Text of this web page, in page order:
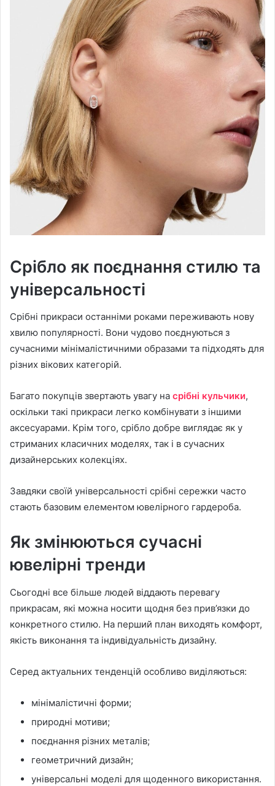
Срібло як поєднання стилю та
універсальності
Срібні прикраси останніми роками переживають нову
хвилю популярності. Вони чудово поєднуються з
сучасними мінімалістичними образами та підходять для
різних вікових категорій.
Багато покупців звертають увагу на срібні кульчики,
оскільки такі прикраси легко комбінувати з іншими
аксесуарами. Крім того, срібло добре виглядає як у
стриманих класичних моделях, так і в сучасних
дизайнерських колекціях.
Завдяки своїй універсальності срібні сережки часто
стають базовим елементом ювелірного гардероба.
Як змінюються сучасні
ювелірні тренди
Сьогодні все більше людей віддають перевагу
прикрасам, які можна носити щодня без прив’язки до
конкретного стилю. На перший план виходять комфорт,
якість виконання та індивідуальність дизайну.
Серед актуальних тенденцій особливо виділяються:
мінімалістичні форми;
природні мотиви;
поєднання різних металів;
геометричний дизайн;
універсальні моделі для щоденного використання.